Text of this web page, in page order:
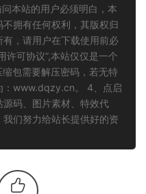
本站的用户必须明白，本
拥有任何权利，其版权归
，请用户在下载使用前必
许可协议”,本站仅仅是一个
包需要解压密码，若无特
：www.dqzy.cn。 4、点启
码、图片素材、特效代
们努力给站长提供好的资